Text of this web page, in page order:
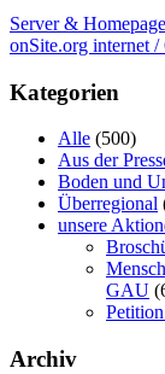
Server &
onSite.org internet /
Kategorien
Alle (500)
Aus der
Boden und
Überregional
unsere
GAU
Archiv